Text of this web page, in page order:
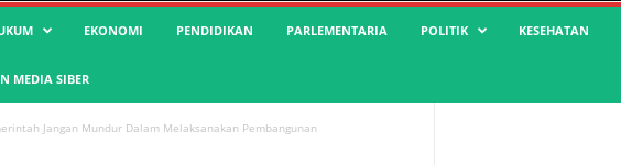
EKONOMI PENDIDIKAN PARLEMENTARIA POLITIK KESEHATAN
MEDIA SIBER
Jangan Mundur Dalam Melaksanakan Pembangunan